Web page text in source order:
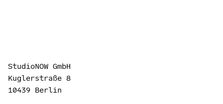
StudioNOW GmbH
Kuglerstraße 8
10439 Berlin